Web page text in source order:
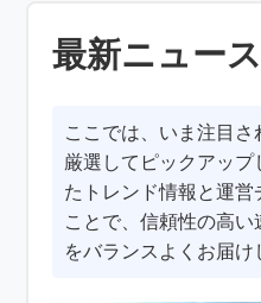
最新ニュース
ここでは、いま注目
厳選してピックアップ
たトレンド情報と運営
ことで、信頼性の高
をバランスよくお届け